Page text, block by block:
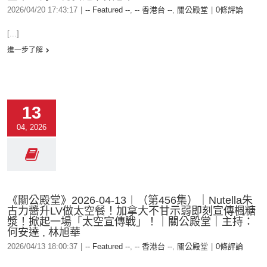
2026/04/20 17:43:17 -- Featured --, -- 香港台 --, 關公殿堂 0條評論
[...]
進一步了解
13
04, 2026
《關公殿堂》2026-04-13︱（第456集）｜Nutella朱
古力醬升LV做太空餐！加拿大不甘示弱即刻宣傳楓糖
漿！掀起一場「太空宣傳戰」！｜關公殿堂｜主持：
何安達 , 林旭華
2026/04/13 18:00:37 -- Featured --, -- 香港台 --, 關公殿堂 0條評論